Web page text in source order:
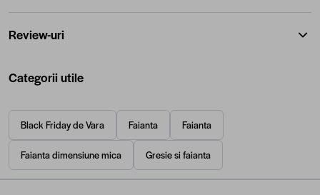
Review-uri
Categorii utile
Black Friday de Vara Faianta Faianta
Faianta dimensiune mica Gresie si faianta